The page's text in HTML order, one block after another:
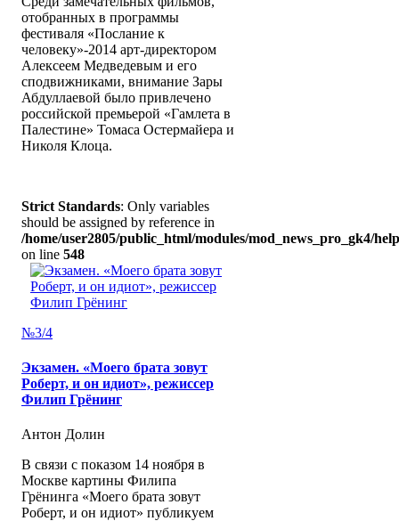
отобранных в программы
фестиваля «Послание к
человеку»-2014 арт-директором
Алексеем Медведевым и его
сподвижниками, внимание Зары
Абдуллаевой было привлечено
российской премьерой «Гамлета в
Палестине» Томаса Остермайера и
Николя Клоца.
Strict Standards: Only variables
should be assigned by reference in
/home/user2805/public_html/modules/mod_news_pro_gk4/
on line 548
№3/4
Экзамен. «Моего брата зовут
Роберт, и он идиот», режиссер
Филип Грёнинг
Антон Долин
В связи с показом 14 ноября в
Москве картины Филипа
Грёнинга «Моего брата зовут
Роберт, и он идиот» публикуем